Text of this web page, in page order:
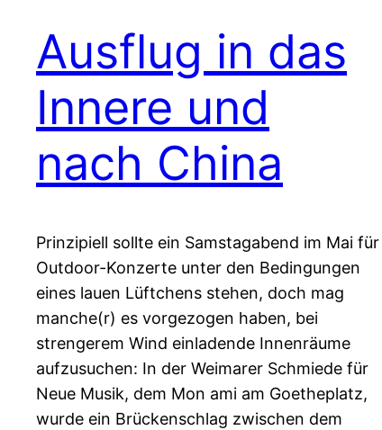
Ausflug in das
Innere und
nach China
Prinzipiell sollte ein Samstagabend im Mai für
Outdoor-Konzerte unter den Bedingungen
eines lauen Lüftchens stehen, doch mag
manche(r) es vorgezogen haben, bei
strengerem Wind einladende Innenräume
aufzusuchen: In der Weimarer Schmiede für
Neue Musik, dem Mon ami am Goetheplatz,
wurde ein Brückenschlag zwischen dem